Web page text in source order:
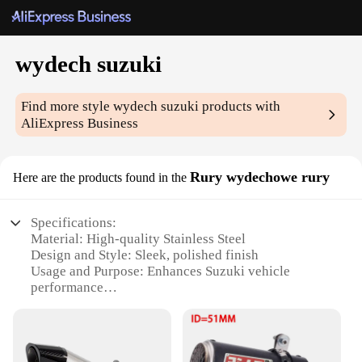
wydech suzuki
Find more stylewydech suzuki products with
AliExpress Business
Here are the products found in the Rury wydechowe rury
Specifications:
Material: High-quality Stainless Steel
Design and Style: Sleek, polished finish
Usage and Purpose: Enhances Suzuki vehicle
performance
Parts and Accessories: Comes as a complete set
Applicable Scenario: Ideal for Suzuki owners